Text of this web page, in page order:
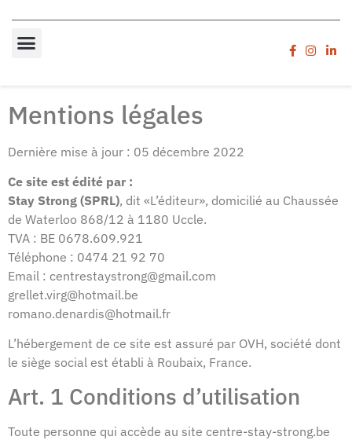
Mentions légales
Dernière mise à jour : 05 décembre 2022
Ce site est édité par :
Stay Strong (SPRL), dit «L’éditeur», domicilié au Chaussée
de Waterloo 868/12 à 1180 Uccle.
TVA : BE 0678.609.921
Téléphone : 0474 21 92 70
Email : centrestaystrong@gmail.com
grellet.virg@hotmail.be
romano.denardis@hotmail.fr
L’hébergement de ce site est assuré par OVH, société dont
le siège social est établi à Roubaix, France.
Art. 1 Conditions d’utilisation
Toute personne qui accède au site centre-stay-strong.be